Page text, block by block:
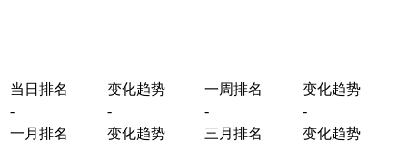
当日排名 变化趋势 一周排名
变化趋势
-
- -
-
一月排名
变化趋势 三月排名
变化趋势